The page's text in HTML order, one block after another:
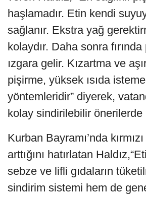
haşlamadır. Etin kendi
sağlanır. Ekstra yağ
kolaydır. Daha sonra
ızgara gelir. Kızartma ve
pişirme, yüksek ısıda
yöntemleridir” diyerek,
kolay sindirilebilir önerilerde
Kurban Bayramı’nda
arttığını hatırlatan
sebze ve lifli gıdaların
sindirim sistemi hem de